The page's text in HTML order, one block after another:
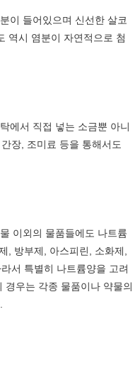
이 들어있으며 신선한 살코
역시 염분이 자연적으로 첨
에서 직접 넣는 소금뿐 아니
장, 조미료 등을 통해서도
이외의 물품들에도 나트륨
, 방부제, 아스피린, 소화제,
서 특별히 나트륨양을 고려
경우는 각종 물품이나 약물의